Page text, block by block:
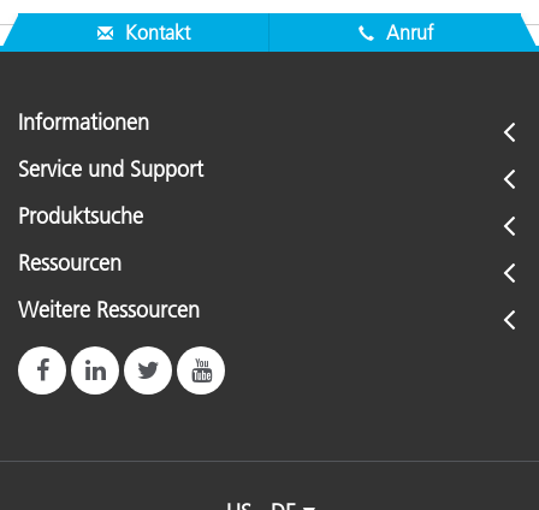
Kontakt Anruf
Informationen
Service und Support
Produktsuche
Ressourcen
Weitere Ressourcen